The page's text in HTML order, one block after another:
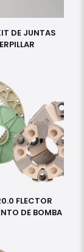
DE JUNTAS
FLECTOR
DE BOMBA